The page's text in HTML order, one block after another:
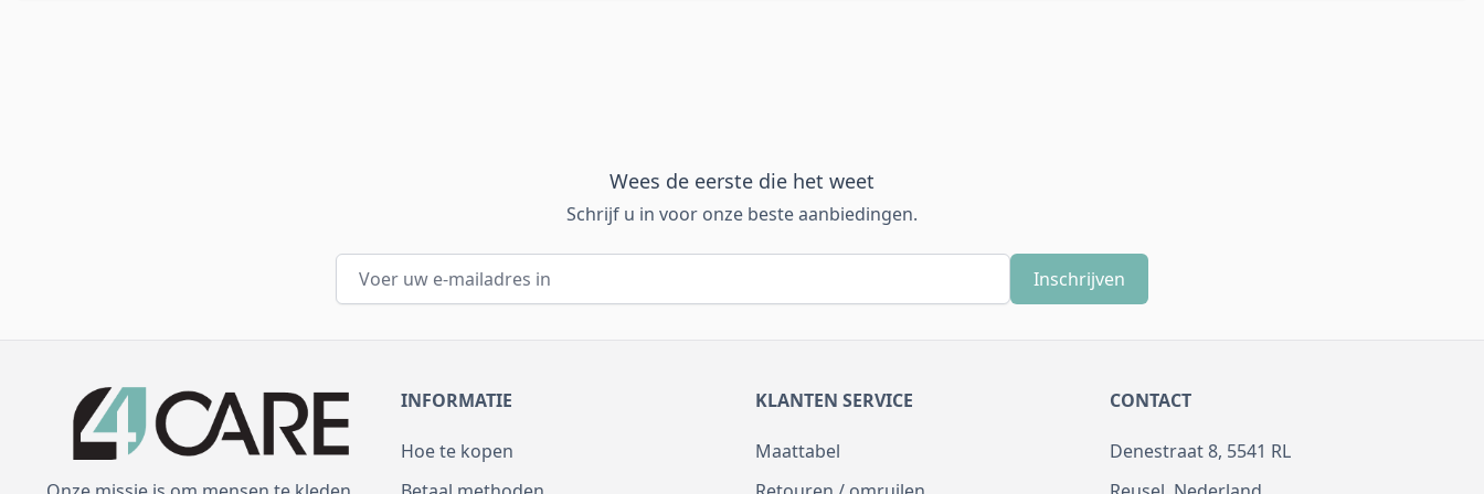
Wees de eerste die het weet
Schrijf u in voor onze beste aanbiedingen.
E-mail adres
Inschrijven
INFORMATIE
Hoe te kopen
KLANTEN SERVICE
Maattabel
CONTACT
Denestraat 8, 5541 RL